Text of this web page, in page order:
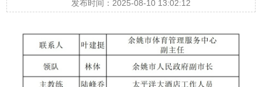
发布时间：2025-08-10 13:02:12